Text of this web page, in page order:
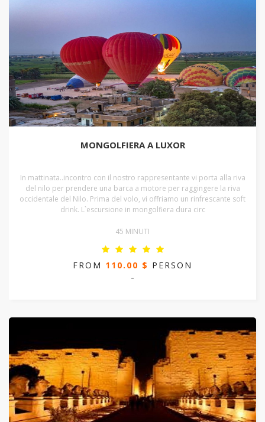
MONGOLFIERA A LUXOR
In mattinata..incontro con il nostro rappresentante vi porta alla riva
del nilo per prendere una barca a motore per raggingere la riva
occidentale del Nilo. Prima del volo, vi offriamo un rinfrescante soft
drink. L`escursione in mongolfiera dura circ
45 MINUTI
FROM 110.00 $ PERSON
-